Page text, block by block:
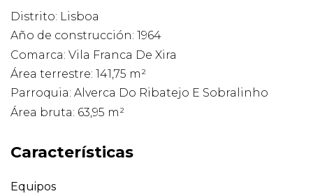
Distrito: Lisboa
Año de construcción: 1964
Comarca: Vila Franca De Xira
Área terrestre: 141,75 m²
Parroquia: Alverca Do Ribatejo E Sobralinho
Área bruta: 63,95 m²
Características
Equipos